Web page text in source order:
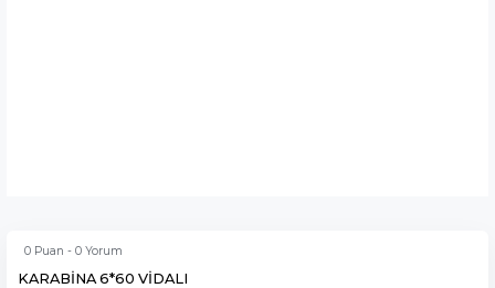
0 Puan - 0 Yorum
KARABİNA 6*60 VİDALI